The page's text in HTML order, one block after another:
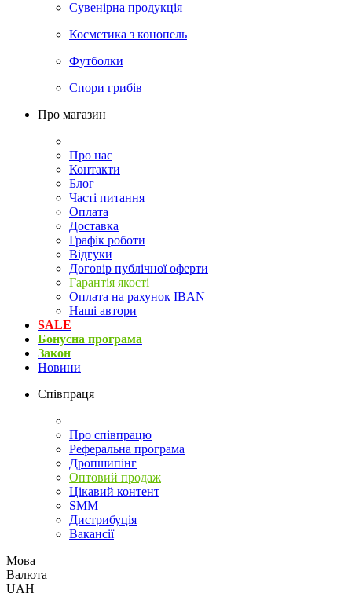
Сувенірна продукція
Косметика з конопель
Футболки
Спори грибів
Про магазин
Про нас
Контакти
Блог
Часті питання
Оплата
Доставка
Графік роботи
Відгуки
Договір публічної оферти
Гарантія якості
Оплата на рахунок IBAN
Наші автори
SALE
Бонусна програма
Закон
Новини
Співпраця
Про співпрацю
Реферальна програма
Дропшипінг
Оптовий продаж
Цікавий контент
SMM
Дистрибуція
Вакансії
Мова
Валюта
UAH